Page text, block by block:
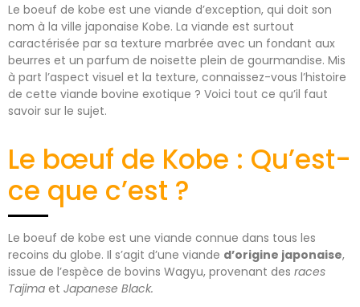
Le boeuf de kobe est une viande d’exception, qui doit son
nom à la ville japonaise Kobe. La viande est surtout
caractérisée par sa texture marbrée avec un fondant aux
beurres et un parfum de noisette plein de gourmandise. Mis
à part l’aspect visuel et la texture, connaissez-vous l’histoire
de cette viande bovine exotique ? Voici tout ce qu’il faut
savoir sur le sujet.
Le bœuf de Kobe : Qu’est-
ce que c’est ?
Le boeuf de kobe est une viande connue dans tous les
recoins du globe. Il s’agit d’une viande d’origine japonaise,
issue de l’espèce de bovins Wagyu, provenant des races
Tajima et Japanese Black.